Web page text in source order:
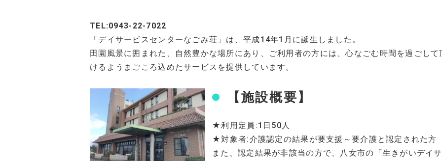
TEL:0943-22-7022
「デイサービスセンターなごみ荘」は、平成14年1月に誕生しました。
田園風景に囲まれた、自然豊かな場所にあり、ご利用者の方には、心なごむ時間を過ごして
けるようまごころ込めたサービスを提供しています。
【施設概要】
★利用定員:1日50人
★対象者:介護認定の結果が要支援～要介護と認定された方
また、認定結果が非該当の方で、八女市の「生きがいデイサ